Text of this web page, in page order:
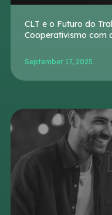
CLT e o Futuro do
Cooperativismo com
September 17, 2025